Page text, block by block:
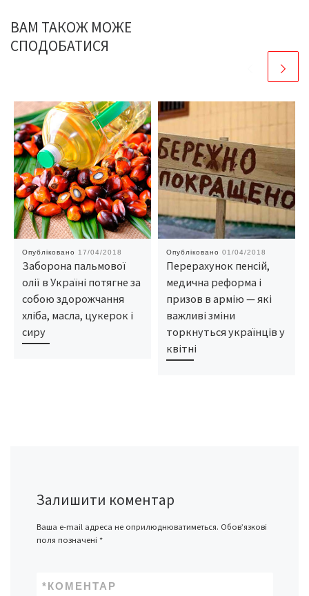
ВАМ ТАКОЖ МОЖЕ
СПОДОБАТИСЯ
Опубліковано 17/04/2018
Заборона пальмової
олії в Україні потягне за
собою здорожчання
хліба, масла, цукерок і
сиру
Опубліковано 01/04/2018
Перерахунок пенсій,
медична реформа і
призов в армію — які
важливі зміни
торкнуться українців у
квітні
Залишити коментар
Ваша e-mail адреса не оприлюднюватиметься. Обов’язкові
поля позначені *
КОМЕНТАР
*